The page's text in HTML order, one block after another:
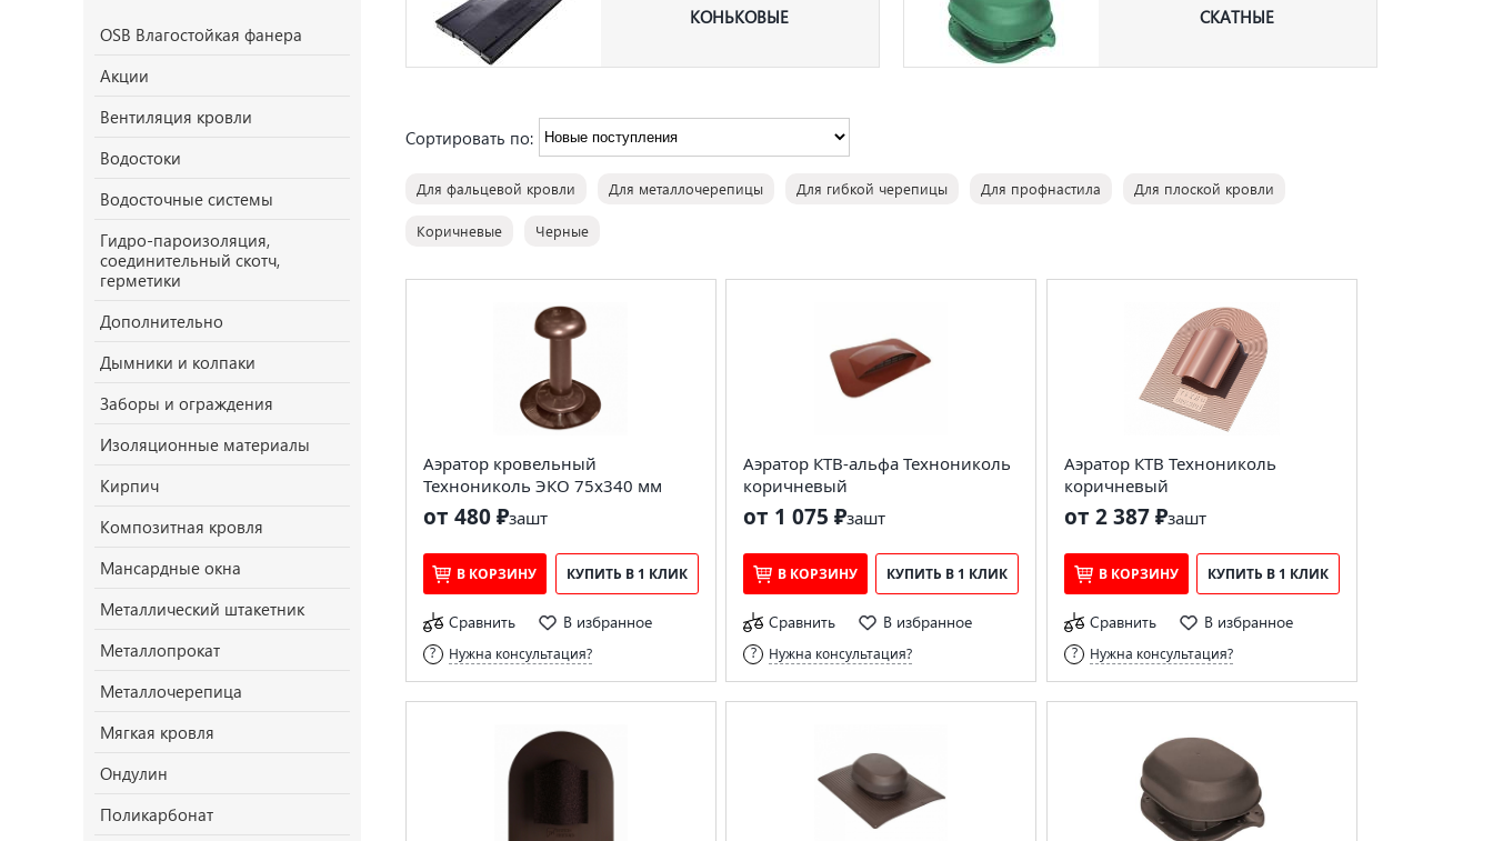
OSB Влагостойкая фанера
Акции
Вентиляция кровли
Водостоки
Водосточные системы
Гидро-пароизоляция,
соединительный скотч,
герметики
Дополнительно
Дымники и колпаки
Заборы и ограждения
Изоляционные материалы
Кирпич
Композитная кровля
Мансардные окна
Металлический штакетник
Металлопрокат
Металлочерепица
Мягкая кровля
Ондулин
Поликарбонат
КОНЬКОВЫЕ СКАТНЫЕ
Сортировать по:
Для фальцевой кровли Для металлочерепицы Для гибкой черепицы Для профнастила Для плоской кровли
Коричневые Черные
Аэратор кровельный
Технониколь ЭКО 75х340 мм
от 480 ₽зашт
В КОРЗИНУ КУПИТЬ В 1 КЛИК
Сравнить В избранное
Нужна консультация?
Аэратор КТВ-альфа Технониколь
коричневый
от 1 075 ₽зашт
В КОРЗИНУ КУПИТЬ В 1 КЛИК
Сравнить В избранное
Нужна консультация?
Аэратор КТВ Технониколь
коричневый
от 2 387 ₽зашт
В КОРЗИНУ КУПИТЬ В 1 КЛИК
Сравнить В избранное
Нужна консультация?